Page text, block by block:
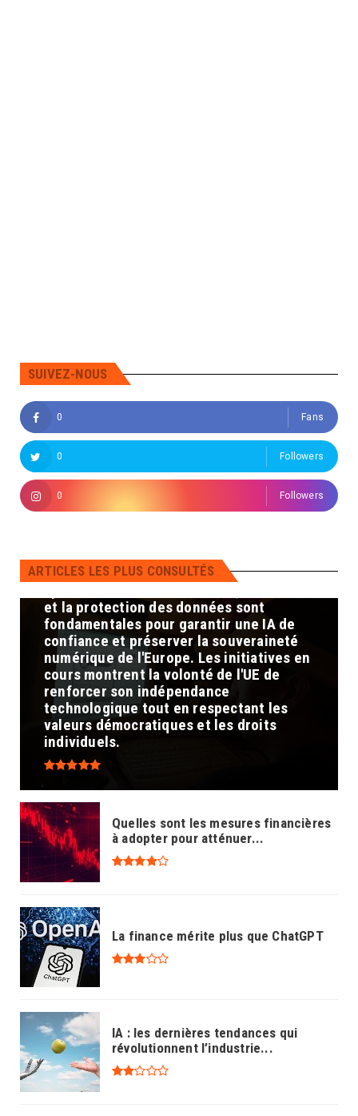
SUIVEZ-NOUS
0 Fans
0 Followers
0 Followers
ARTICLES LES PLUS CONSULTÉS
vie privée des citoyens. 4. Défis et
perspectives : Malgré ces initiatives, des
défis subsistent pour atteindre une
pleine souveraineté numérique :
Dépendance technologique : L'Europe
doit réduire sa dépendance vis-à-vis des
géants technologiques américains et
asiatiques en développant ses propres
infrastructures et compétences en IA.
données est crucial pour maintenir la
confiance des citoyens et prévenir les
et la protection des données sont
fondamentales pour garantir une IA de
confiance et préserver la souveraineté
numérique de l'Europe. Les initiatives en
cours montrent la volonté de l'UE de
renforcer son indépendance
technologique tout en respectant les
valeurs démocratiques et les droits
individuels.
Quelles sont les mesures financières
à adopter pour atténuer...
La finance mérite plus que ChatGPT
IA : les dernières tendances qui
révolutionnent l’industrie...